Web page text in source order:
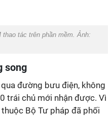
tác trên phần mềm. Ảnh:
song
đường bưu điện, không
trái chủ mới nhận được. Vì
Bộ Tư pháp đã phối